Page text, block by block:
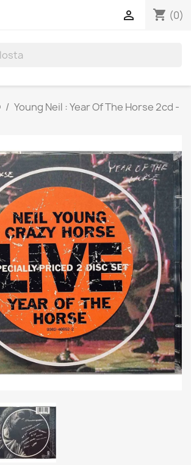
shopping_cart (0)

Young Neil : Year Of The Horse 2cd -